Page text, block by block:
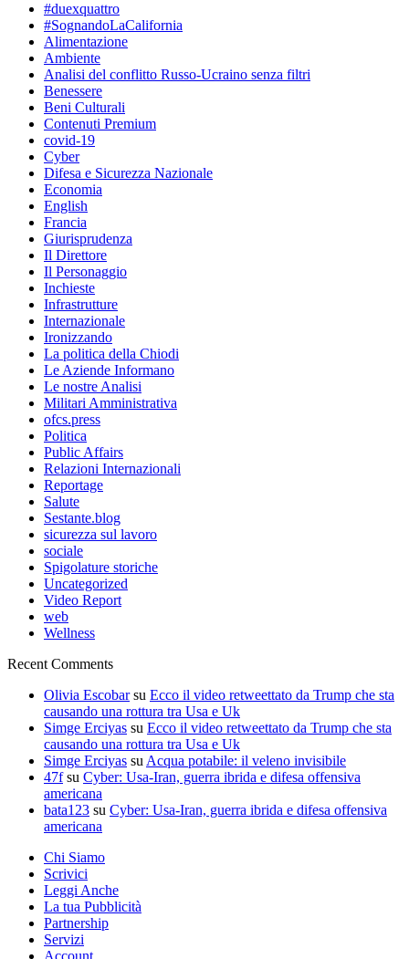
#duexquattro
#SognandoLaCalifornia
Alimentazione
Ambiente
Analisi del conflitto Russo-Ucraino senza filtri
Benessere
Beni Culturali
Contenuti Premium
covid-19
Cyber
Difesa e Sicurezza Nazionale
Economia
English
Francia
Giurisprudenza
Il Direttore
Il Personaggio
Inchieste
Infrastrutture
Internazionale
Ironizzando
La politica della Chiodi
Le Aziende Informano
Le nostre Analisi
Militari Amministrativa
ofcs.press
Politica
Public Affairs
Relazioni Internazionali
Reportage
Salute
Sestante.blog
sicurezza sul lavoro
sociale
Spigolature storiche
Uncategorized
Video Report
web
Wellness
Recent Comments
Olivia Escobarsu Ecco il video retweettato da Trump che sta
causando una rottura tra Usa e Uk
Simge Erciyas su Ecco il video retweettato da Trump che sta
causando una rottura tra Usa e Uk
Simge Erciyas su Acqua potabile: il veleno invisibile
47fsu Cyber: Usa-Iran, guerra ibrida e difesa offensiva
americana
bata123 su Cyber: Usa-Iran, guerra ibrida e difesa offensiva
americana
Chi Siamo
Scrivici
Leggi Anche
La tua Pubblicità
Partnership
Servizi
Account